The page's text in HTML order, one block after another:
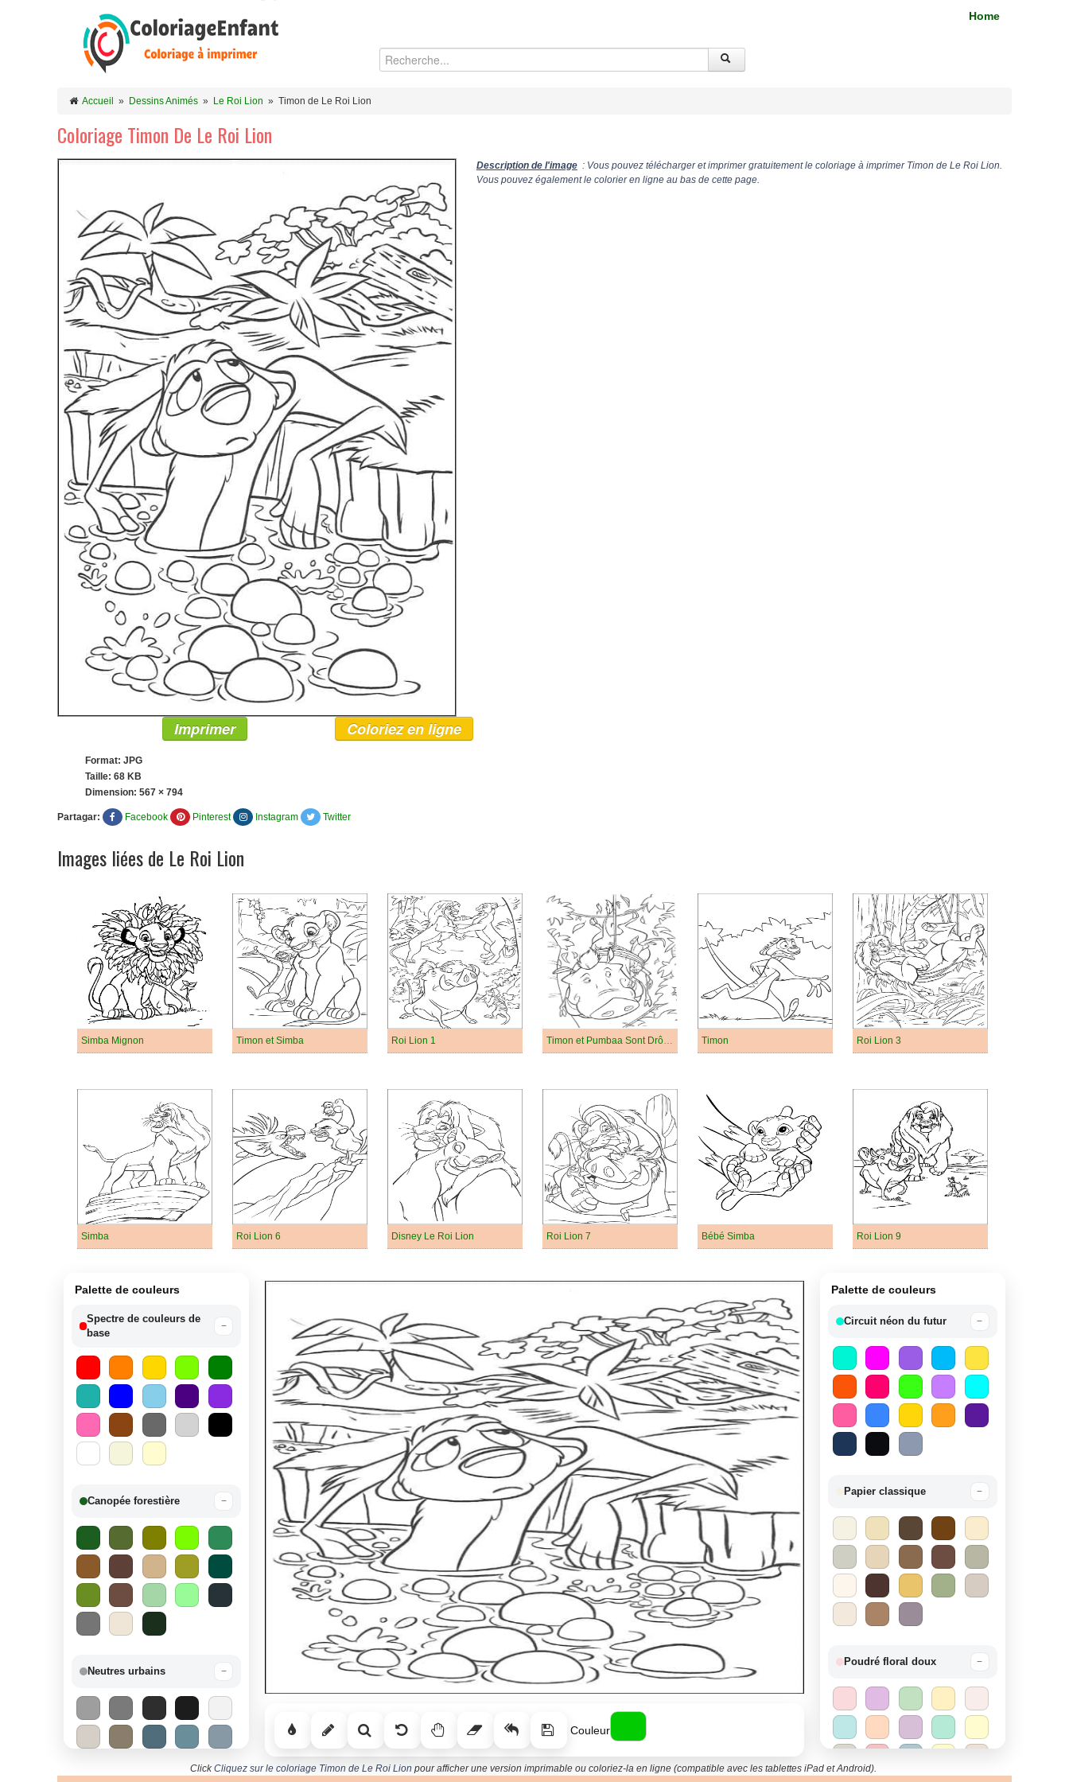
Home
Accueil » Dessins Animés » Le Roi Lion » Timon de Le Roi Lion
Coloriage Timon De Le Roi Lion
Description de l'image : Vous pouvez télécharger et imprimer gratuitement le coloriage à imprimer Timon de Le Roi Lion.
Vous pouvez également le colorier en ligne au bas de cette page.
Imprimer Coloriez en ligne
Format: JPG
Taille: 68 KB
Dimension: 567 × 794
Partagar: Facebook Pinterest Instagram Twitter
Images liées de Le Roi Lion
Simba Mignon Timon et Simba Roi Lion 1 Timon et Pumbaa Sont Drôles Timon Roi Lion 3
Simba Roi Lion 6 Disney Le Roi Lion Roi Lion 7 Bébé Simba Roi Lion 9
Palette de couleurs
Spectre de couleurs de
base
−
Canopée forestière −
Neutres urbains −
Couleur
Palette de couleurs
Circuit néon du futur −
Papier classique −
Poudré floral doux −
ClickCliquez sur le coloriage Timon de Le Roi Lion pour afficher une version imprimable ou coloriez-la en ligne (compatible avec les tablettes iPad et Android).